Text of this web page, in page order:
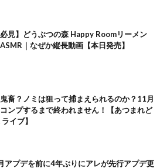
必見】どうぶつの森 Happy Roomリーメン
｜なぜか縦長動画【本日発売】
鬼畜？ノミは狙って捕まえられるのか？11月
ンプするまで終われません！【あつまれど
イブ】
アプデを前に4年ぶりにアレが先行アプデ更